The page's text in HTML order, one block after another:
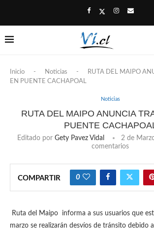
Inicio - Noticias -
RUTA DEL MAIPO
EN PUENTE CACHAPOAL
Noticias
RUTA DEL MAIPO ANUNCIA
PUENTE
Editado por Gety Pavez Vidal 2 de
comentarios
COMPARTIR 0
Ruta del Maipo informa a sus usuarios que
marzo se realizarán desvíos de tránsito debido